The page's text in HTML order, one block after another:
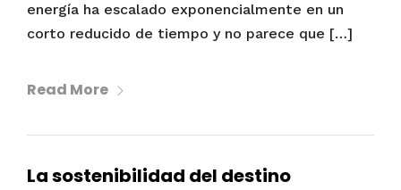
energía ha escalado exponencialmente en un
corto reducido de tiempo y no parece que […]
Read More
La sostenibilidad del destino